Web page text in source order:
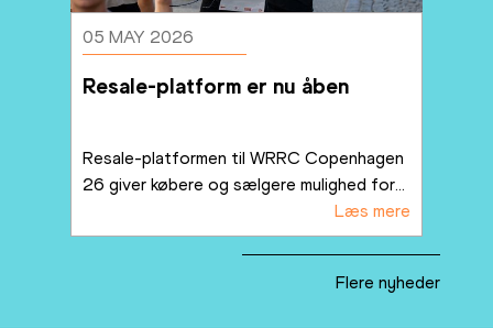
05 MAY 2026
Resale-platform er nu åben
Resale-platformen til WRRC Copenhagen
26 giver købere og sælgere mulighed for...
Læs mere
Flere nyheder